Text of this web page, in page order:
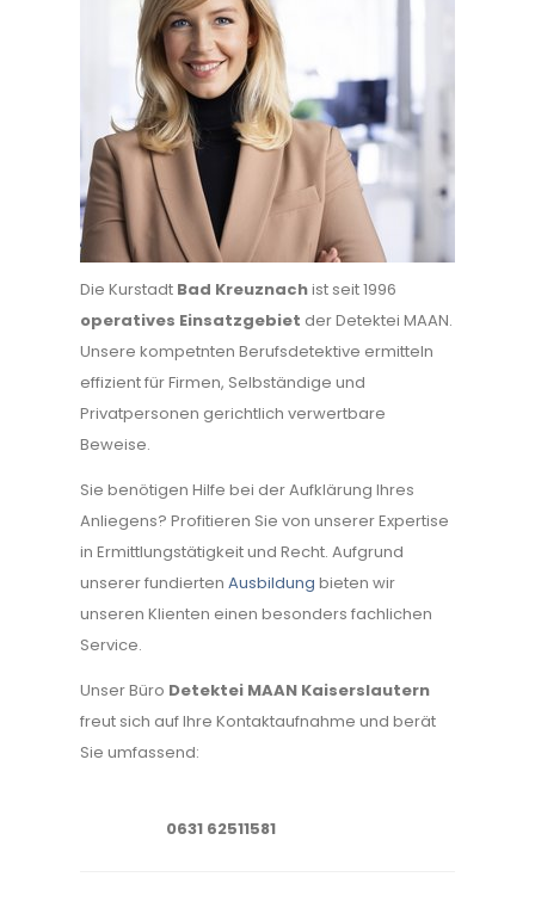
Die Kurstadt Bad Kreuznachist seit 1996
operatives Einsatzgebiet der Detektei MAAN.
Unsere kompetnten Berufsdetektive ermitteln
effizient für Firmen, Selbständige und
Privatpersonen gerichtlich verwertbare
Beweise.
Sie benötigen Hilfe bei der Aufklärung Ihres
Anliegens? Profitieren Sie von unserer Expertise
in Ermittlungstätigkeit und Recht. Aufgrund
unserer fundiertenAusbildung bieten wir
unseren Klienten einen besonders fachlichen
Service.
Unser Büro Detektei MAAN Kaiserslautern
freut sich auf Ihre Kontaktaufnahme und berät
Sie umfassend:
0631 62511581